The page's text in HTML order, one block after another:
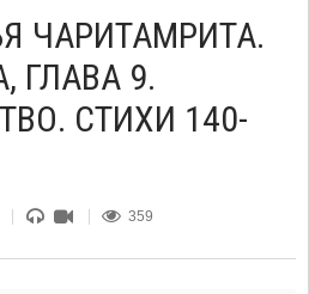
ЧАРИТАМРИТА.
ГЛАВА 9.
СТИХИ 140-
359